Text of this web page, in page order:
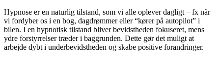
Hypnose er en naturlig tilstand, som vi alle oplever dagligt – fx når
vi fordyber os i en bog, dagdrømmer eller “kører på autopilot” i
bilen. I en hypnotisk tilstand bliver bevidstheden fokuseret, mens
ydre forstyrrelser træder i baggrunden. Dette gør det muligt at
arbejde dybt i underbevidstheden og skabe positive forandringer.